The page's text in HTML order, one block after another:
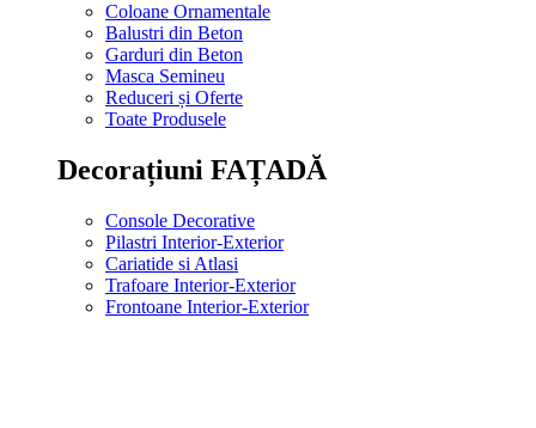
Coloane Ornamentale
Balustri din Beton
Garduri din Beton
Masca Semineu
Reduceri și Oferte
Toate Produsele
Decorațiuni FAȚADĂ
Console Decorative
Pilastri Interior-Exterior
Cariatide si Atlasi
Trafoare Interior-Exterior
Frontoane Interior-Exterior